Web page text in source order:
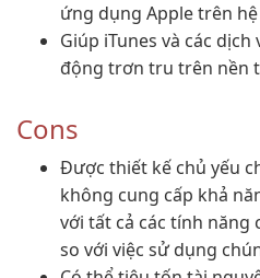
ứng dụng Apple trên
Giúp iTunes và các
động trơn tru trên nền
Cons
Được thiết kế chủ yếu
không cung cấp khả
với tất cả các tính năng
so với việc sử dụng